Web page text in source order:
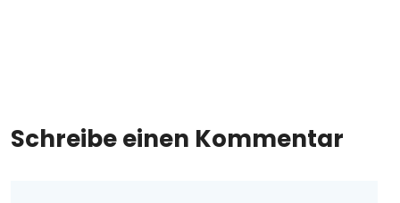
Schreibe einen Kommentar